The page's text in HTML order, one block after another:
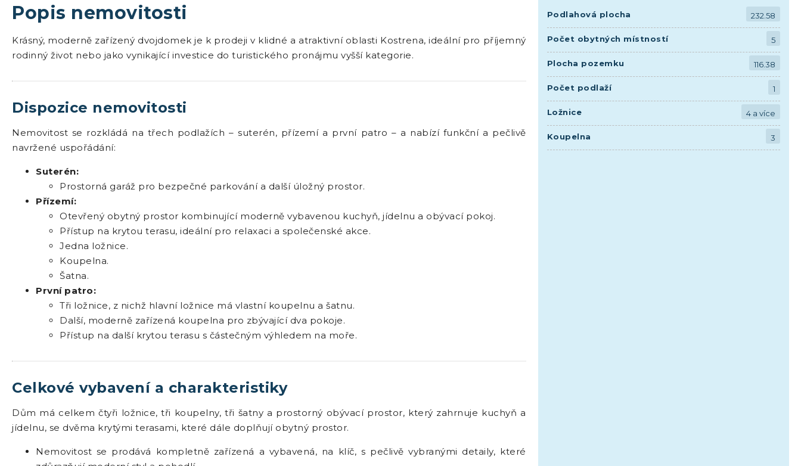
Popis nemovitosti
Krásný, moderně zařízený dvojdomek je k prodeji v klidné a atraktivní oblasti Kostrena, ideální pro příjemný
rodinný život nebo jako vynikající investice do turistického pronájmu vyšší kategorie.
Dispozice nemovitosti
Nemovitost se rozkládá na třech podlažích – suterén, přízemí a první patro – a nabízí funkční a pečlivě
navržené uspořádání:
Suterén:
Prostorná garáž pro bezpečné parkování a další úložný prostor.
Přízemí:
Otevřený obytný prostor kombinující moderně vybavenou kuchyň, jídelnu a obývací pokoj.
Přístup na krytou terasu, ideální pro relaxaci a společenské akce.
Jedna ložnice.
Koupelna.
Šatna.
První patro:
Tři ložnice, z nichž hlavní ložnice má vlastní koupelnu a šatnu.
Další, moderně zařízená koupelna pro zbývající dva pokoje.
Přístup na další krytou terasu s částečným výhledem na moře.
Celkové vybavení a charakteristiky
Dům má celkem čtyři ložnice, tři koupelny, tři šatny a prostorný obývací prostor, který zahrnuje kuchyň a
jídelnu, se dvěma krytými terasami, které dále doplňují obytný prostor.
Nemovitost se prodává kompletně zařízená a vybavená, na klíč, s pečlivě vybranými detaily, které
Podlahová plocha 232.58
Počet obytných místností 5
Plocha pozemku 116.38
Počet podlaží 1
Ložnice 4 a více
Koupelna 3